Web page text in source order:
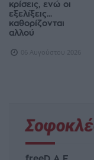
κρίσεις, ενώ οι
εξελίξεις...
καθορίζονται
αλλού
06 Αυγούστου 2026